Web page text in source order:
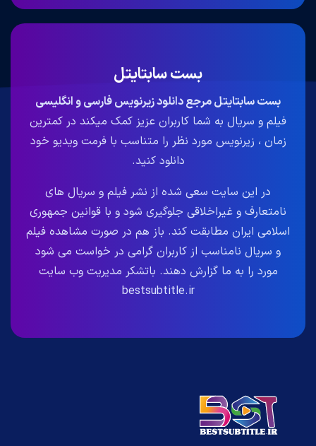
بست سابتایتل
بست سابتایتل مرجع دانلود زیرنویس فارسی و انگلیسی
فیلم و سریال به شما کاربران عزیز کمک میکند در کمترین
زمان ، زیرنویس مورد نظر را متناسب با فرمت ویدیو خود
دانلود کنید.
در این سایت سعی شده از نشر فیلم و سریال های
نامتعارف و غیراخلاقی جلوگیری شود و با قوانین جمهوری
اسلامی ایران مطابقت کند. باز هم در صورت مشاهده فیلم
و سریال نامناسب از کاربران گرامی در خواست می شود
مورد را به ما گزارش دهند. باتشکر مدیریت وب سایت
bestsubtitle.ir